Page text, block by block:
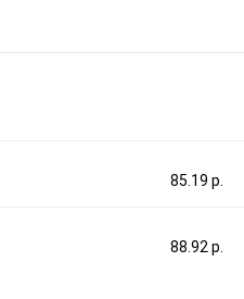
85.19 p.
88.92 p.